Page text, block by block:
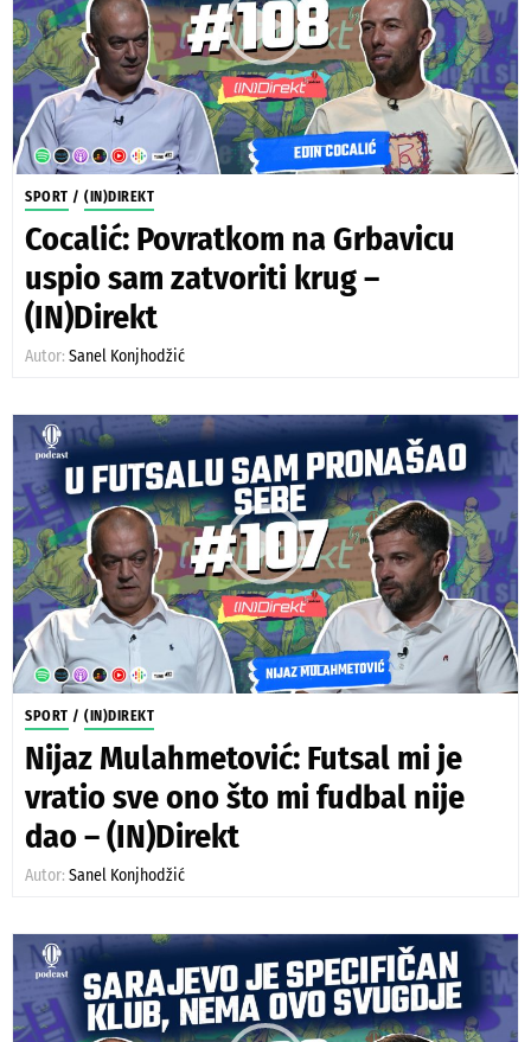
SPORT / (IN)DIREKT
Cocalić: Povratkom na Grbavicu
uspio sam zatvoriti krug –
(IN)Direkt
Autor: Sanel Konjhodžić
SPORT / (IN)DIREKT
Nijaz Mulahmetović: Futsal mi je
vratio sve ono što mi fudbal nije
dao – (IN)Direkt
Autor: Sanel Konjhodžić